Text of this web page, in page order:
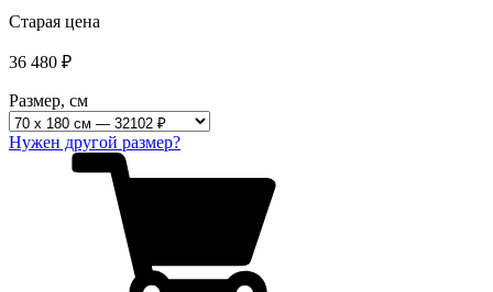
Старая цена
36 480 ₽
Размер, см
Нужен другой размер?